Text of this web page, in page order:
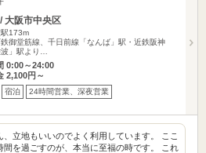
大阪市中央区
173m
御堂筋線、千日前線「なんば」駅・近鉄阪神
波」駅より…
0:00～24:00
2,100円～
宿泊 24時間営業、深夜営業
、立地もいいのでよく利用しています。 ここ
間を過ごすのが、本当に至福の時です。 これ